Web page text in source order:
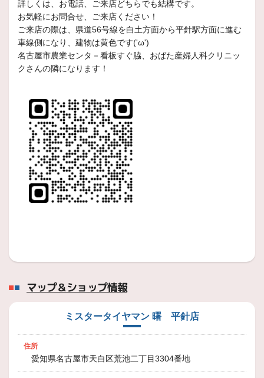
2025年11月29日
【口コミ投稿お待ちしております(ﾟдﾟ)！】繁忙期到
来！！気合いれていくぞ！(｀・ω・´)ゞ【ミスタータ
イヤマン曙・平針店】
【ブリザック WZ-1 発売中！！】ブリヂストンの新商
品スタッドレス試乗会の感想( ﾟДﾟ)【ミスタータイヤマ
ン曙・平針店】
ME] ｼﾘｰｽﾞ
エコフォルムは、「省資源」のために・・・本体製品の軽量化、付属部品数削減
2018年2月17日
商品情報
時代のSUVスタイル
2018年2月17日
商品情報
ラグジュアリーホイール「REIGNER(ﾚｲ
ﾅｰ) BW25ｓ」 上質な走りを選ば
れし大人へ・・
2018年2月16日
商品情報
詳しくは、お電話、ご来店どちらでも結構です。
お気軽にお問合せ、ご来店ください！
ご来店の際は、県道56号線を白土方面から平針駅方面に進む
車線側になり、建物は黄色です('ω')
名古屋市農業センタ－看板すぐ脇、おばた産婦人科クリニッ
クさんの隣になります！
マップ＆ショップ情報
ミスタータイヤマン 曙 平針店
住所
愛知県名古屋市天白区荒池二丁目3304番地